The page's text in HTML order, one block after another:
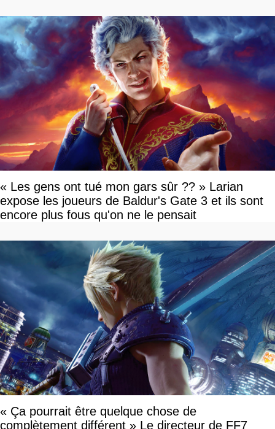
« Les gens ont tué mon gars sûr ?? » Larian
expose les joueurs de Baldur's Gate 3 et ils sont
encore plus fous qu'on ne le pensait
« Ça pourrait être quelque chose de
complètement différent » Le directeur de FF7